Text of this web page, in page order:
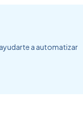
a automatizar